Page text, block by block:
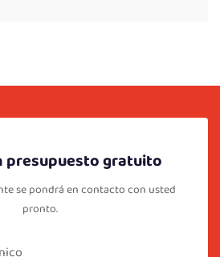
presupuesto gratuito
se pondrá en contacto con usted
pronto.